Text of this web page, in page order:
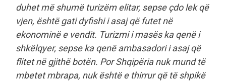
duhet më shumë turizëm elitar, sepse çdo lek që
vjen, është gati dyfishi i asaj që futet në
ekonominë e vendit. Turizmi i masës ka qenë i
shkëlqyer, sepse ka qenë ambasadori i asaj që
flitet në gjithë botën. Por Shqipëria nuk mund të
mbetet mbrapa, nuk është e thirrur që të shpikë